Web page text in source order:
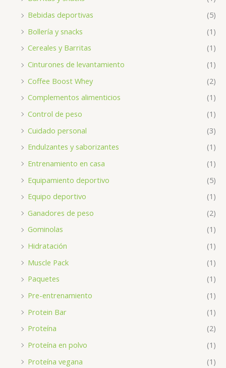
Bebidas deportivas
(5)
Bollería y snacks
(1)
Cereales y Barritas
(1)
Cinturones de levantamiento
(1)
Coffee Boost Whey
(2)
Complementos alimenticios
(1)
Control de peso
(1)
Cuidado personal
(3)
Endulzantes y saborizantes
(1)
Entrenamiento en casa
(1)
Equipamiento deportivo
(5)
Equipo deportivo
(1)
Ganadores de peso
(2)
Gominolas
(1)
Hidratación
(1)
Muscle Pack
(1)
Paquetes
(1)
Pre-entrenamiento
(1)
Protein Bar
(1)
Proteína
(2)
Proteína en polvo
(1)
Proteína vegana
(1)